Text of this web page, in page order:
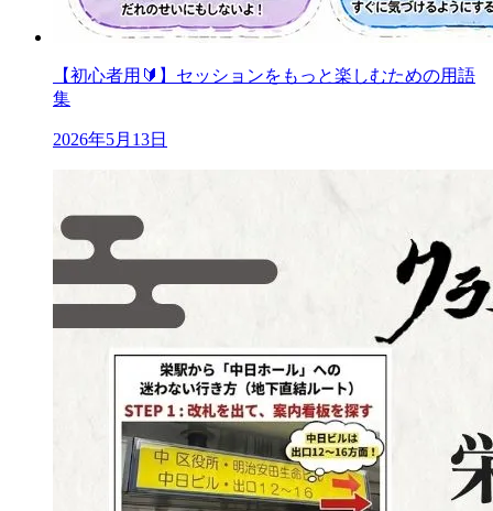
【初心者用🔰】セッションをもっと楽しむための用語
集
2026年5月13日